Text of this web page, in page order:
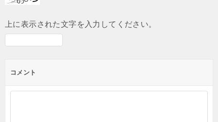
上に表示された文字を入力してください。
コメント